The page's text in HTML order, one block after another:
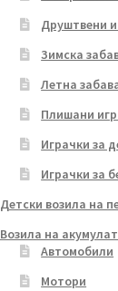
Друштвени
Зимска
Летна
Плишани
Играчки за
Играчки за
Детски возила на
Возила на
Автомобили
Мотори